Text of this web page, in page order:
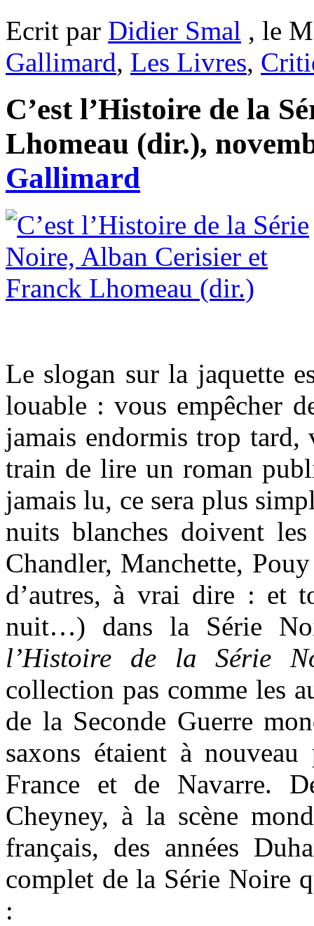
Ecrit par Didier Smal , le
Gallimard, Les Livres,
C’est l’Histoire de la
Lhomeau (dir.),
Gallimard
Le slogan sur la jaquette
louable : vous empêcher
jamais endormis trop tard,
train de lire un roman
jamais lu, ce sera plus
nuits blanches doivent
Chandler, Manchette,
d’autres, à vrai dire : et
nuit…) dans la Série
l’Histoire de la Série
collection pas comme les
de la Seconde Guerre
saxons étaient à
France et de Navarre.
Cheyney, à la scène
français, des années
complet de la Série Noire
: